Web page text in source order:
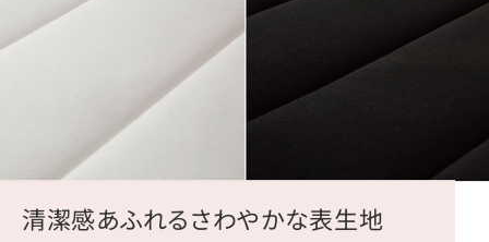
清潔感あふれるさわやかな表生地